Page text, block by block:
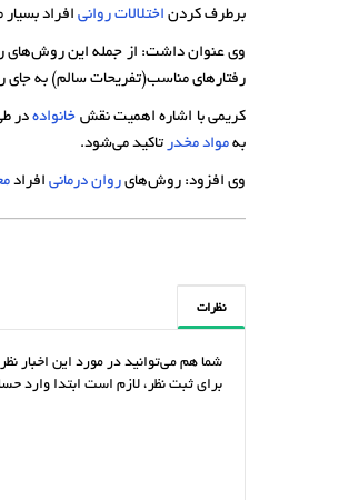
برطرف کردن اختلالات روانی افراد
وی عنوان داشت: از جمله این روش‌های
رفتارهای مناسب(تفریحات سالم) به جای
کریمی با اشاره اهمیت نقش خانوادهدر
به مواد مخدر تاکید می‌شود.
وی افزود: روش‌های روان درمانی افراد
نظرات
شما هم می‌توانید در مورد این اخبار
برای ثبت نظر، لازم است ابتدا وارد